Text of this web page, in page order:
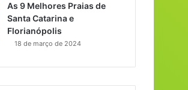
As 9 Melhores Praias de
Santa Catarina e
Florianópolis
18 de março de 2024